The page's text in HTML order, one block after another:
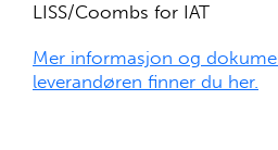
LISS/Coombs for IAT
Mer informasjon og
leverandøren finner du her.